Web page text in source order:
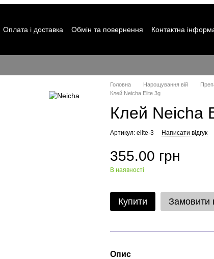
Оплата і доставка Обмін та повернення Контактна
Головна Нарощування вій
Клей Neicha Elite 3g
Клей Neicha
Артикул: elite-3 Написати відгук
355.00 грн
В наявності
Купити Замовити
Опис